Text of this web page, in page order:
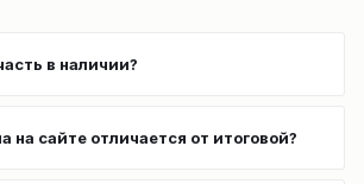
в наличии?
на сайте отличается от итоговой?